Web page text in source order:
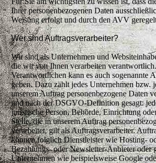
Ihrer personenbezogenen Daten
Weisung erfolgt und durch den AVV
Wer sind Auftragsverarbeiter?
Wir sind als Unternehmen und
die wir von Ihnen verarbeiten
Verantwortlichen kann es auch sogenannte
geben. Dazu zählt jedes Unternehmen bzw.
unserem Auftrag personenbezogene Daten
und nach der DSGVO-Definition gesagt:
juristische Person, Behörde, Einrichtung
Stelle, die in unserem Auftrag
verarbeitet, gilt als Auftragsverarbeiter.
können folglich Dienstleister wie Hosting-
Bezahlungs- oder Newsletter-Anbieter oder
Unternehmen wie beispielsweise Google